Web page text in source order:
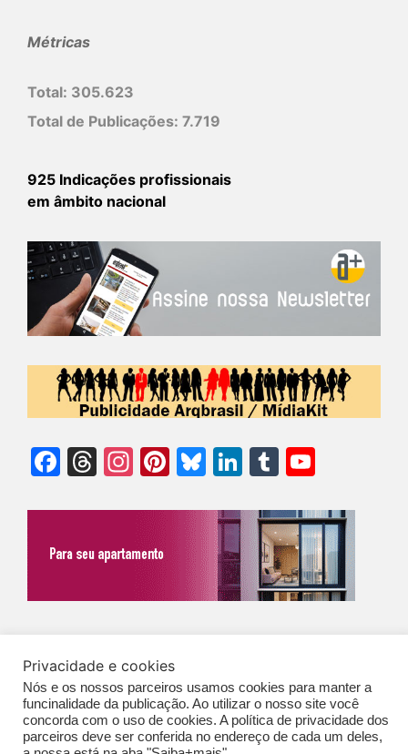
Métricas
Total: 305.623
Total de Publicações: 7.719
925 Indicações profissionais
em âmbito nacional
Facebook
Threads
Instagram
Pinterest
Bluesky
LinkedIn
Tumblr
Expediente|Contato|Newsletter
GERAIS DE PUBLICAÇÃO (CGP
Privacidade e cookies
Nós e os nossos parceiros usamos cookies para manter a
funcinalidade da publicação. Ao utilizar o nosso site você
concorda com o uso de cookies. A política de privacidade dos
parceiros deve ser conferida no endereço de cada um deles,